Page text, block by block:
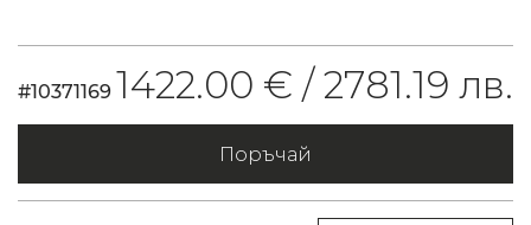
#10371169 1422.00 € /2781.19 лв.
Поръчай